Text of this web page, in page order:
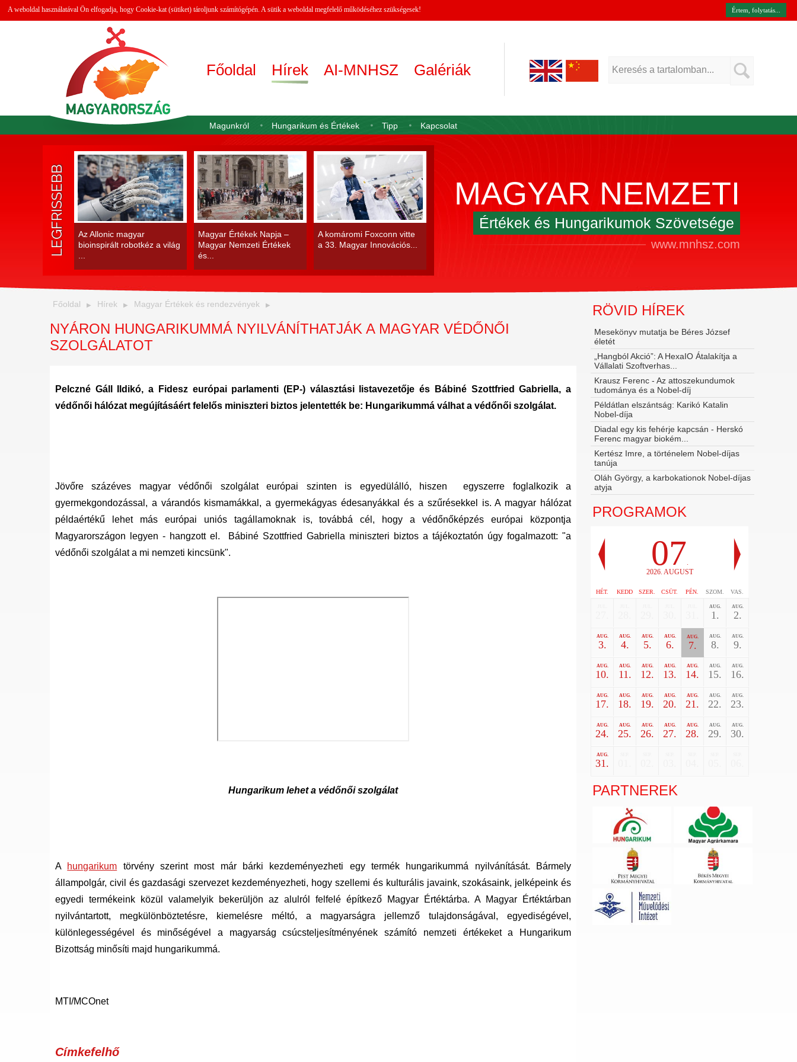
A weboldal használatával Ön elfogadja, hogy Cookie-kat (sütiket) tároljunk számítógépén. A sütik a weboldal megfelelő működéséhez szükségesek! Értem, folytatás...
Főoldal Hírek AI-MNHSZ Galériák
Magunkról Hungarikum és Értékek Tipp Kapcsolat
LEGFRISSEBB
Az Allonic magyar
bioinspirált robotkéz a világ
Magyar Értékek Napja –
Magyar Nemzeti Értékek
és...
A komáromi Foxconn vitte
a 33. Magyar Innovációs...
MAGYAR NEMZETI
Értékek és Hungarikumok Szövetsége
www.mnhsz.com
Főoldal Hírek Magyar Értékek és rendezvények
NYÁRON HUNGARIKUMMÁ NYILVÁNÍTHATJÁK A MAGYAR VÉDŐNŐI
SZOLGÁLATOT
Pelczné Gáll Ildikó, a Fidesz európai parlamenti (EP-) választási listavezetője és Bábiné Szottfried Gabriella, a
védőnői hálózat megújításáért felelős miniszteri biztos jelentették be: Hungarikummá válhat a védőnői szolgálat.
Jövőre százéves magyar védőnői szolgálat európai szinten is egyedülálló, hiszen egyszerre foglalkozik a
gyermekgondozással, a várandós kismamákkal, a gyermekágyas édesanyákkal és a szűrésekkel is. A magyar hálózat
példaértékű lehet más európai uniós tagállamoknak is, továbbá cél, hogy a védőnőképzés európai központja
Magyarországon legyen - hangzott el. Bábiné Szottfried Gabriella miniszteri biztos a tájékoztatón úgy fogalmazott: "a
védőnői szolgálat a mi nemzeti kincsünk".
Hungarikum lehet a védőnői szolgálat
A hungarikum törvény szerint most már bárki kezdeményezheti egy termék hungarikummá nyilvánítását. Bármely
állampolgár, civil és gazdasági szervezet kezdeményezheti, hogy szellemi és kulturális javaink, szokásaink, jelképeink és
egyedi termékeink közül valamelyik bekerüljön az alulról felfelé építkező Magyar Értéktárba. A Magyar Értéktárban
nyilvántartott, megkülönböztetésre, kiemelésre méltó, a magyarságra jellemző tulajdonságával, egyediségével,
különlegességével és minőségével a magyarság csúcsteljesítményének számító nemzeti értékeket a Hungarikum
Bizottság minősíti majd hungarikummá.
MTI/MCOnet
Címkefelhő
RÖVID HÍREK
Mesekönyv mutatja be Béres József
életét
„Hangból Akció”: A HexaIO Átalakítja a
Vállalati Szoftverhas...
Krausz Ferenc - Az attoszekundumok
tudománya és a Nobel‑díj
Példátlan elszántság: Karikó Katalin
Nobel-díja
Diadal egy kis fehérje kapcsán - Herskó
Ferenc magyar biokém...
Kertész Imre, a történelem Nobel-díjas
tanúja
Oláh György, a karbokationok Nobel-díjas
atyja
PROGRAMOK
07.
2026. AUGUST
HÉT. KEDD SZER. CSÜT. PÉN. SZOM. VAS.
AUG.
1.
AUG.
2.
AUG.
3.
AUG.
4.
AUG.
5.
AUG.
6.
AUG.
7.
AUG.
8.
AUG.
9.
AUG.
10.
AUG.
11.
AUG.
12.
AUG.
13.
AUG.
14.
AUG.
15.
AUG.
16.
AUG.
17.
AUG.
18.
AUG.
19.
AUG.
20.
AUG.
21.
AUG.
22.
AUG.
23.
AUG.
24.
AUG.
25.
AUG.
26.
AUG.
27.
AUG.
28.
AUG.
29.
AUG.
30.
AUG.
31.
PARTNEREK